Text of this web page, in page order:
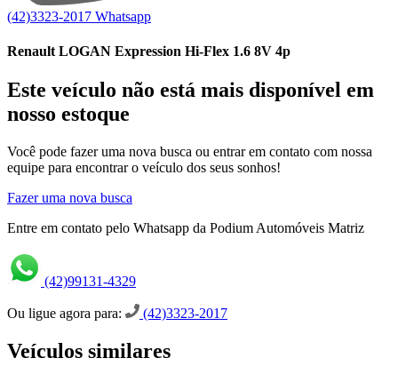
(42)3323-2017 Whatsapp
Renault LOGAN Expression Hi-Flex 1.6 8V 4p
Este veículo não está mais disponível em
nosso estoque
Você pode fazer uma nova busca ou entrar em contato com nossa
equipe para encontrar o veículo dos seus sonhos!
Fazer uma nova busca
Entre em contato pelo Whatsapp da Podium Automóveis Matriz
(42)99131-4329
Ou ligue agora para: (42)3323-2017
Veículos similares